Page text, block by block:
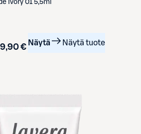
Ivory 01 5,5ml
€ Näytä Näytä tuote